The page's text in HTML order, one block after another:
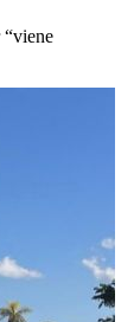
“viene